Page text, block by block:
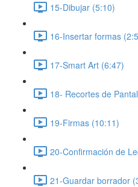
15-Dibujar (5:10)
16-Insertar formas
17-Smart Art (6:47)
18- Recortes de
19-Firmas (10:11)
20-Confirmación de
21-Guardar borrador